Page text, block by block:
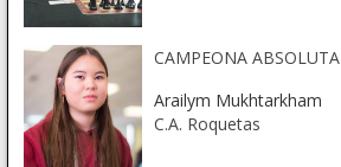
CAMPEONA ABSOLUTA
Arailym Mukhtarkham
C.A. Roquetas